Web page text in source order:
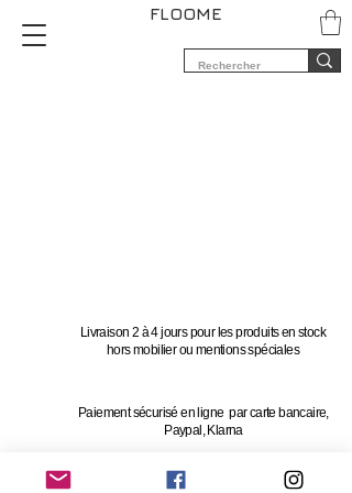
FLOOME
Livraison 2 à 4 jours pour les produits en stock
hors mobilier ou mentions spéciales
Paiement sécurisé en ligne par carte bancaire,
Paypal, Klarna
Vous avez 14 jours pour changer d'avis